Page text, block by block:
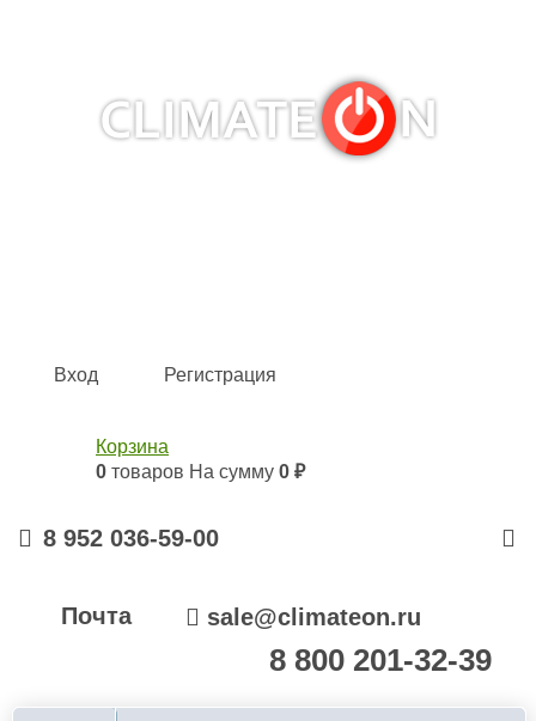
Вход Регистрация
Корзина
0 товаров На сумму 0 ₽
8 952 036-59-00
Почта sale@climateon.ru
8 800 201-32-39